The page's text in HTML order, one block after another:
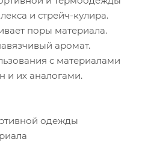
и стрейч-кулира.
поры материала.
аромат.
с материалами
и их аналогами.
одежды